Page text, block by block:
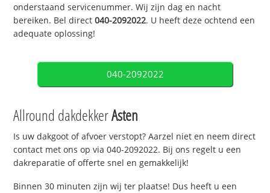
onderstaand servicenummer. Wij zijn dag en nacht
bereiken. Bel direct040-2092022. U heeft deze ochtend een
adequate oplossing!
040-2092022
Allround dakdekkerAsten
Is uw dakgoot of afvoer verstopt? Aarzel niet en neem direct
contact met ons op via 040-2092022. Bij ons regelt u een
dakreparatie of offerte snel en gemakkelijk!
Binnen 30 minuten zijn wij ter plaatse! Dus heeft u een